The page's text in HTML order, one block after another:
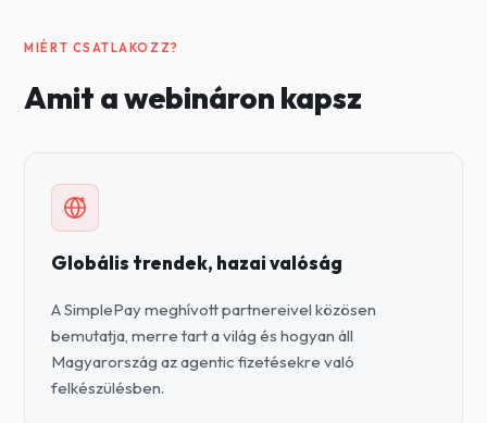
MIÉRT CSATLAKOZZ?
Amit a webináron kapsz
Globális trendek, hazai valóság
A SimplePay meghívott partnereivel közösen
bemutatja, merre tart a világ és hogyan áll
Magyarország az agentic fizetésekre való
felkészülésben.